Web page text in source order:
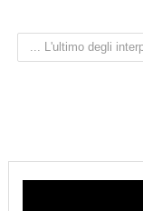
... L'ultimo degli